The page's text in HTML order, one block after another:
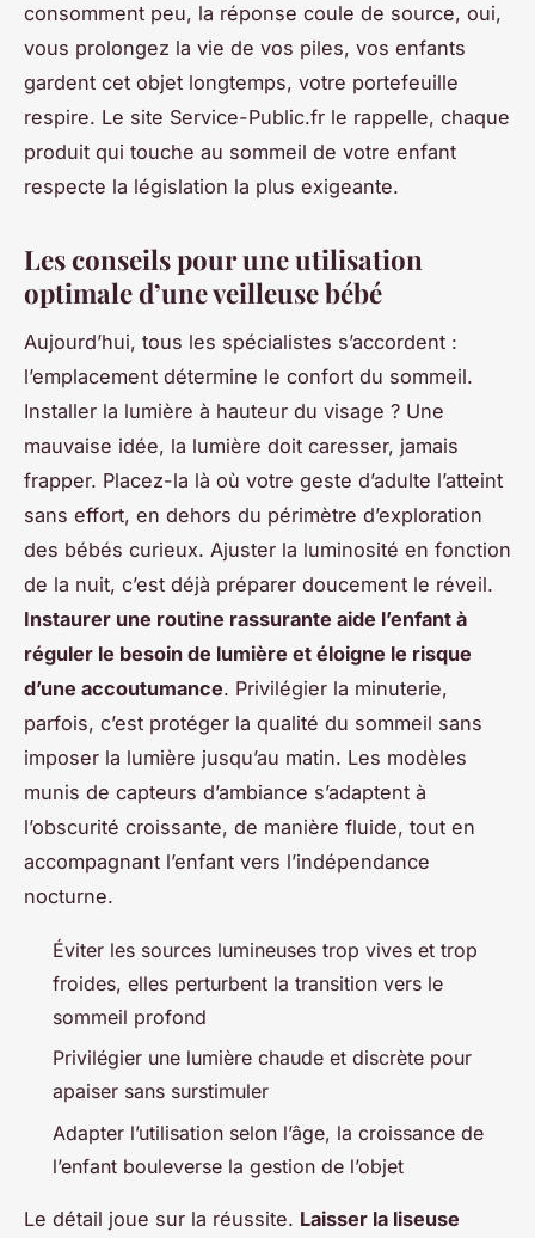
consomment peu, la réponse coule de source, oui,
vous prolongez la vie de vos piles, vos enfants
gardent cet objet longtemps, votre portefeuille
respire. Le site Service-Public.fr le rappelle, chaque
produit qui touche au sommeil de votre enfant
respecte la législation la plus exigeante.
Les conseils pour une utilisation
optimale d’une veilleuse bébé
Aujourd’hui, tous les spécialistes s’accordent :
l’emplacement détermine le confort du sommeil.
Installer la lumière à hauteur du visage ? Une
mauvaise idée, la lumière doit caresser, jamais
frapper. Placez-la là où votre geste d’adulte l’atteint
sans effort, en dehors du périmètre d’exploration
des bébés curieux. Ajuster la luminosité en fonction
de la nuit, c’est déjà préparer doucement le réveil.
Instaurer une routine rassurante aide l’enfant à
réguler le besoin de lumière et éloigne le risque
d’une accoutumance. Privilégier la minuterie,
parfois, c’est protéger la qualité du sommeil sans
imposer la lumière jusqu’au matin. Les modèles
munis de capteurs d’ambiance s’adaptent à
l’obscurité croissante, de manière fluide, tout en
accompagnant l’enfant vers l’indépendance
nocturne.
Éviter les sources lumineuses trop vives et trop
froides, elles perturbent la transition vers le
sommeil profond
Privilégier une lumière chaude et discrète pour
apaiser sans surstimuler
Adapter l’utilisation selon l’âge, la croissance de
l’enfant bouleverse la gestion de l’objet
Le détail joue sur la réussite. Laisser la liseuse